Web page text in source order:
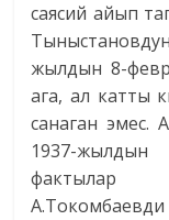
саясий айып
жылдын 8-
ага, ал катты
санаган
1937-жылдын
фактылар